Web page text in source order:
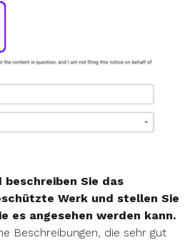
Sie das
Werk und stellen Sie
es angesehen werden kann.
Beschreibungen, die sehr gut